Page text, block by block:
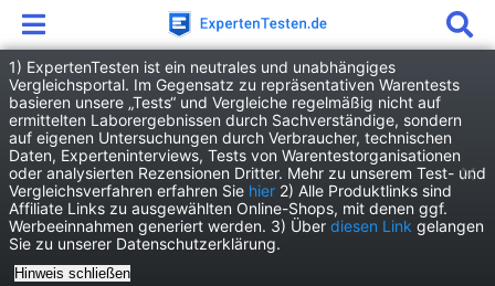
Freizeit Wintersport Tourenskistock
Tourenskistock Test
2026 • Die 7 besten
Tourenskistöcke im
1) ExpertenTesten ist ein neutrales und unabhängiges
Vergleichsportal. Im Gegensatz zu repräsentativen Warentests
basieren unsere „Tests“ und Vergleiche regelmäßig nicht auf
ermittelten Laborergebnissen durch Sachverständige, sondern
auf eigenen Untersuchungen durch Verbraucher, technischen
Daten, Experteninterviews, Tests von Warentestorganisationen
oder analysierten Rezensionen Dritter. Mehr zu unserem Test- und
Vergleichsverfahren erfahren Sie hier 2) Alle Produktlinks sind
Affiliate Links zu ausgewählten Online-Shops, mit denen ggf.
Werbeeinnahmen generiert werden. 3) Über diesen Link gelangen
Sie zu unserer Datenschutzerklärung.
Hinweis schließen